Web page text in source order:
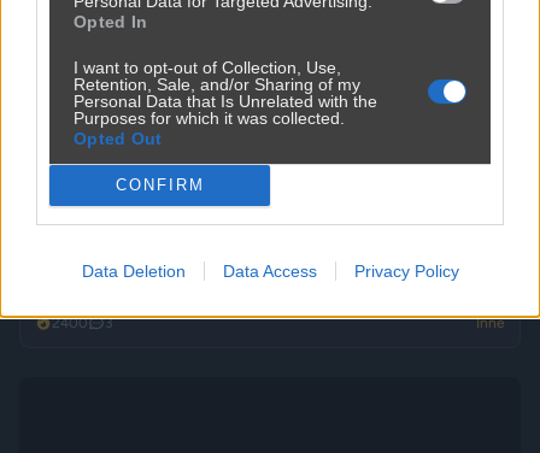
Opted In
I want to opt-out of Collection, Use,
Retention, Sale, and/or Sharing of my
Personal Data that Is Unrelated with the
Purposes for which it was collected.
Opted Out
CONFIRM
Data Deletion Data Access Privacy Policy
Jak to nazwać złodziejstwo? Oszustwo? Malwersacja? A Ty
2400 3 Inne